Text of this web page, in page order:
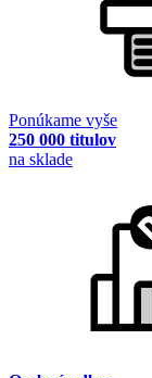
Ponúkame vyše
250 000 titulov
na sklade